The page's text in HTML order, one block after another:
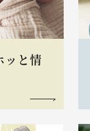
ッと情